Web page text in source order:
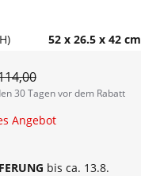
52 x 26.5 x 42 cm
30 Tagen vor dem Rabatt
Angebot
bis ca. 13.8.